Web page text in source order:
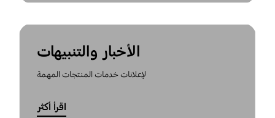
الأخبار والتنبيهات
لإعلانات خدمات المنتجات المهمة
اقرأ أكثر